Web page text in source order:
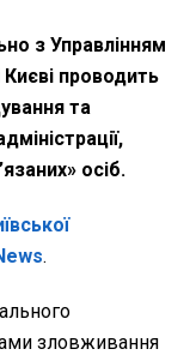
з Управлінням
Києві проводить
та
осіб.
.
зловживання